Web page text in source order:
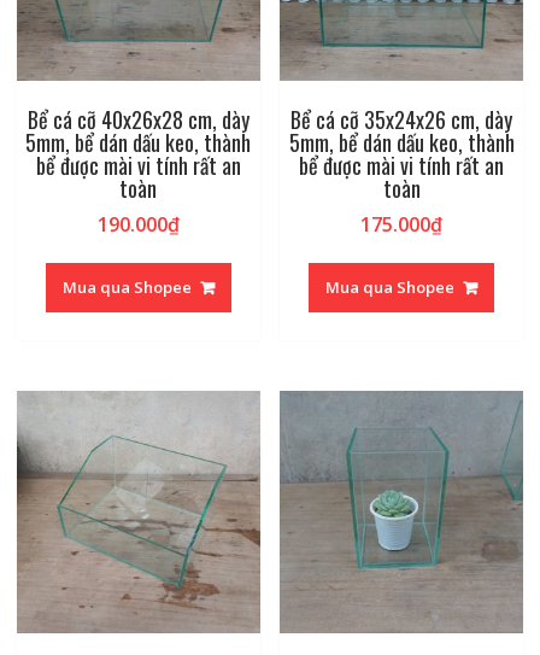
Bể cá cỡ 40x26x28 cm, dày
5mm, bể dán dấu keo, thành
bể được mài vi tính rất an
toàn
190.000₫
Mua qua Shopee
Bể cá cỡ 35x24x26 cm, dày
5mm, bể dán dấu keo, thành
bể được mài vi tính rất an
toàn
175.000₫
Mua qua Shopee